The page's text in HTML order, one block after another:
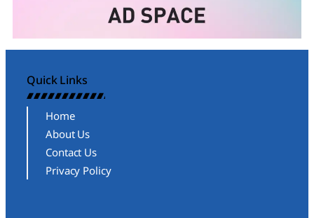
Quick Links
Home
About Us
Contact Us
Privacy Policy